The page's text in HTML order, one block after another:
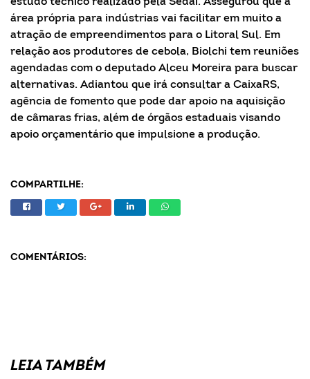
área própria para indústrias vai facilitar em muito a
atração de empreendimentos para o Litoral Sul. Em
relação aos produtores de cebola, Biolchi tem reuniões
agendadas com o deputado Alceu Moreira para buscar
alternativas. Adiantou que irá consultar a CaixaRS,
agência de fomento que pode dar apoio na aquisição
de câmaras frias, além de órgãos estaduais visando
apoio orçamentário que impulsione a produção.
COMPARTILHE:
COMENTÁRIOS:
LEIA TAMBÉM